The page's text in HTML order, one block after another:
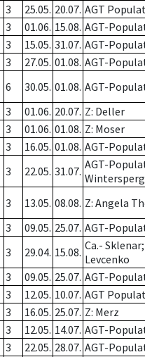
3 25.05. 20.07. AGT
3 01.06. 15.08. AGT-
3 15.05. 31.07. AGT-
3 27.05. 01.08. AGT-
6 30.05. 01.08. AGT-
3 01.06. 20.07. Z: Deller
3 01.06. 01.08. Z: Moser
3 16.05. 01.08. AGT-
3 22.05. 31.07. AGT-
3 13.05. 08.08. Z: Angela
3 09.05. 25.07. AGT-
3 29.04. 15.08. Ca.-
Levcenko
3 09.05. 25.07. AGT-
3 12.05. 10.07. AGT
3 16.05. 25.07. Z: Merz
3 12.05. 14.07. AGT-
3 22.05. 28.07. AGT-